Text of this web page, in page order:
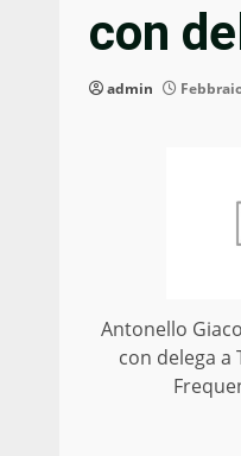
con
admin
Antonello
con delega a